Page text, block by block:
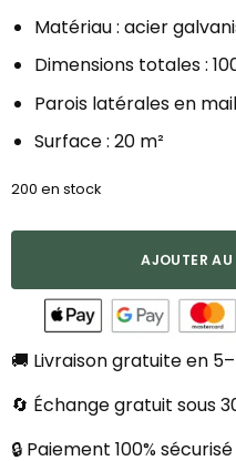
Matériau : acier
Dimensions totales :
Parois latérales en
Surface : 20 m²
200 en stock
AJOUTER
🚚 Livraison gratuite en
🔄 Échange gratuit sous
🔒 Paiement 100% sécurisé